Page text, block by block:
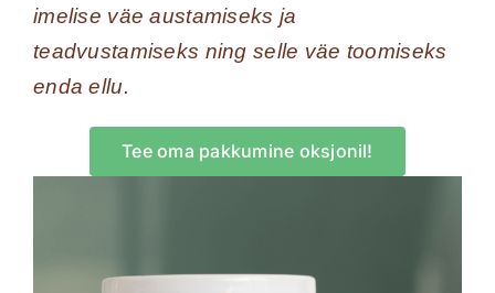
imelise väe austamiseks ja
teadvustamiseks ning selle väe toomiseks
enda ellu.
Tee oma pakkumine oksjonil!